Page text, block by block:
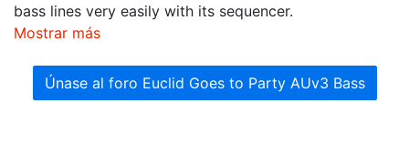
bass lines very easily with its sequencer.
Mostrar más
Únase al foro Euclid Goes to Party AUv3 Bass